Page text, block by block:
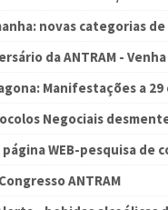
novas categorias
da ANTRAM -
Manifestações a
Negociais
página WEB-pesquisa de
ANTRAM